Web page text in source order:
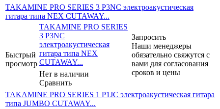
TAKAMINE PRO SERIES 3 P3NC электроакустическая
гитара типа NEX CUTAWAY...
Быстрый
просмотр
TAKAMINE PRO SERIES
3 P3NC
электроакустическая
гитара типа NEX
CUTAWAY...
Нет в наличии
Сравнить
Запросить
Наши менеджеры
обязательно свяжутся с
вами для согласования
сроков и цены
TAKAMINE PRO SERIES 1 P1JC электроакустическая гитара
типа JUMBO CUTAWAY...